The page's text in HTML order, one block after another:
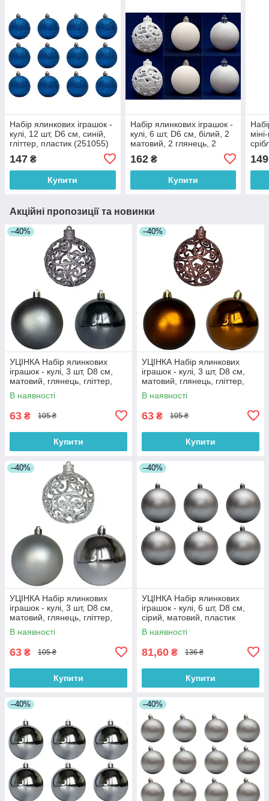
Набір ялинкових іграшок -
кулі, 12 шт, D6 см, синій,
гліттер, пластик (251055)
147 ₴
Купити
Набір ялинкових іграшок -
кулі, 6 шт, D6 см, білий, 2
матовий, 2 глянець, 2
гліттер, пластик (251734-
1)
162₴
Купити
149
Акційні пропозиції та новинки
–40%
УЦІНКА Набір ялинкових
іграшок - кулі, 3 шт, D8 см,
матовий, глянець, гліттер,
сірий, пластик (251697)
В наявності
63 ₴ 105 ₴
Купити
–40%
УЦІНКА Набір ялинкових
іграшок - кулі, 3 шт, D8 см,
матовий, глянець, гліттер,
шоколадний, пластик
(251680)
В наявності
63 ₴ 105 ₴
Купити
–40%
УЦІНКА Набір ялинкових
іграшок - кулі, 3 шт, D8 см,
матовий, глянець, гліттер,
сріблястий, пластик (251642)
В наявності
63 ₴ 105 ₴
Купити
–40%
УЦІНКА Набір ялинкових
іграшок - кулі, 6 шт, D8 см,
сірий, матовий, пластик
(251291)
В наявності
81,60 ₴ 136 ₴
Купити
–40% –40%